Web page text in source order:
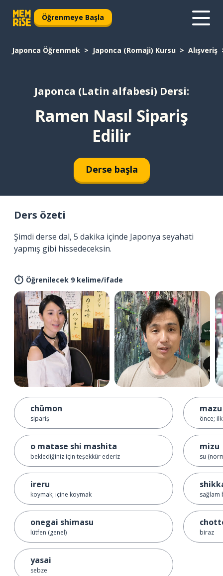
Öğrenmeye Başla
Japonca Öğrenmek Japonca (Romaji) Kursu Alışveriş
Japonca (Latin alfabesi) Dersi:
Ramen Nasıl Sipariş
Edilir
Derse başla
Ders özeti
Şimdi derse dal, 5 dakika içinde Japonya seyahati
yapmış gibi hissedeceksin.
Öğrenilecek 9 kelime/ifade
chūmon
sipariş
o matase shi mashita
beklediğiniz için teşekkür ederiz
ireru
koymak; içine koymak
onegai shimasu
lütfen (genel)
yasai
sebze
mazu
önce;
mizu
su
sağlam
biraz